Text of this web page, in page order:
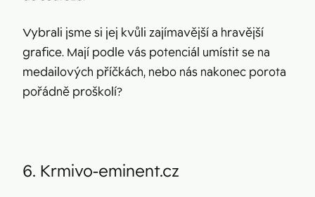
Vybrali jsme si jej kvůli zajímavější a hravější
grafice. Mají podle vás potenciál umístit se na
medailových příčkách, nebo nás nakonec porota
pořádně proškolí?
6. Krmivo-eminent.cz